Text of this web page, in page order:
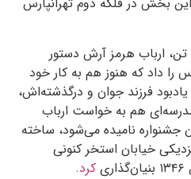
ارباب هرمز آرش دستور
را داد که هنوز هم به کار خود
فرزند جوان و درگذشته‌اش،
هم به خواست ارباب
جشنواره نامیده می‌شود، ساخته
خیابان استخر کنونی
۱۳۴۶بنیان‌گذاری کرد.